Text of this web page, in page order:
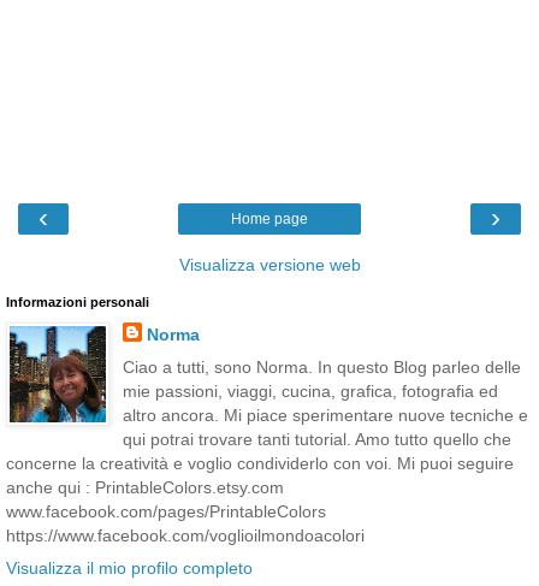
‹ ›
Home page
Visualizza versione web
Informazioni personali
Norma
Ciao a tutti, sono Norma. In questo Blog parleo delle
mie passioni, viaggi, cucina, grafica, fotografia ed
altro ancora. Mi piace sperimentare nuove tecniche e
qui potrai trovare tanti tutorial. Amo tutto quello che
concerne la creatività e voglio condividerlo con voi. Mi puoi seguire
anche qui : PrintableColors.etsy.com
www.facebook.com/pages/PrintableColors
https://www.facebook.com/voglioilmondoacolori
Visualizza il mio profilo completo